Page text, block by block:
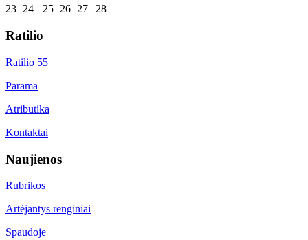
23 24 25 26 27 28
Ratilio
Ratilio 55
Parama
Atributika
Kontaktai
Naujienos
Rubrikos
Artėjantys renginiai
Spaudoje